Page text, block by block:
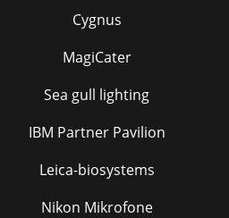
Cygnus
MagiCater
Sea gull lighting
IBM Partner Pavilion
Leica-biosystems
Nikon Mikrofone